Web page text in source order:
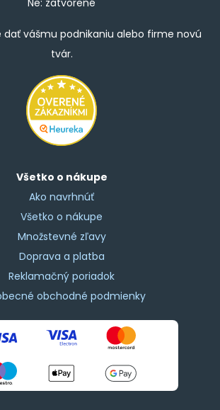
dať vášmu podnikaniu alebo firme novú
tvár.
Všetko o nákupe
Ako navrhnúť
Všetko o nákupe
Množstevné zľavy
Doprava a platba
Reklamačný poriadok
obchodné podmienky